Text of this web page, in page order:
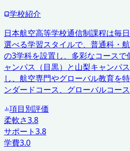
学校紹介
日本航空高等学校通信制課程は毎
選べる学習スタイルで、普通科・
の3学科を設置し、多彩なコースで
ャンパス（目黒）と山梨キャンパ
し、航空専門やグローバル教育を
ンダードコース、グローバルコー
項目別評価
柔軟さ3.8
サポート3.8
学費3.0